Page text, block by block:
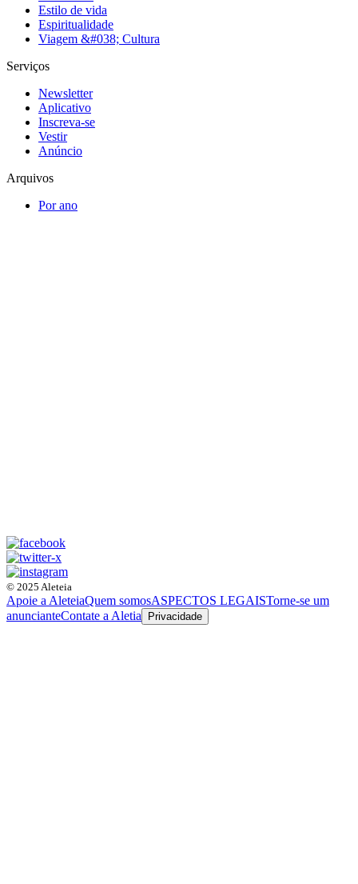
Estilo de vida
Espiritualidade
Viagem &#038; Cultura
Serviços
Newsletter
Aplicativo
Inscreva-se
Vestir
Anúncio
Arquivos
Por ano
© 2025 Aleteia
Apoie a AleteiaQuem somosASPECTOS LEGAISTorne-se um
anuncianteContate a Aletia Privacidade